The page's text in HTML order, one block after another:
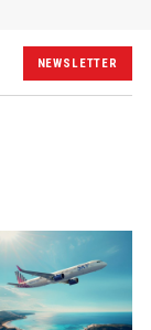
NEWSLETTER